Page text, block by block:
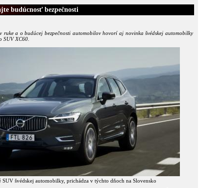
budúcnosť bezpečnosti
ruke a o budúcej bezpečnosti automobilov hovorí aj novinka švédskej automobilky
SUV XC60.
švédskej automobilky, prichádza v týchto dňoch na Slovensko